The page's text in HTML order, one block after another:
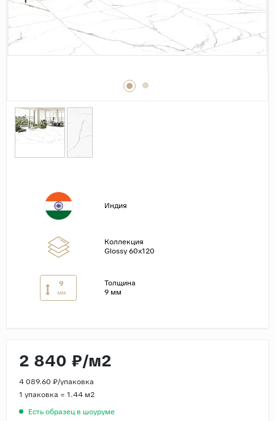
Оникс
Бетон
Декор
Индия
Коллекция
Glossy 60x120
9
мм
Толщина
9 мм
2 840 ₽/м2
4 089.60 ₽/упаковка
1 упаковка = 1.44 м2
Есть образец в шоуруме